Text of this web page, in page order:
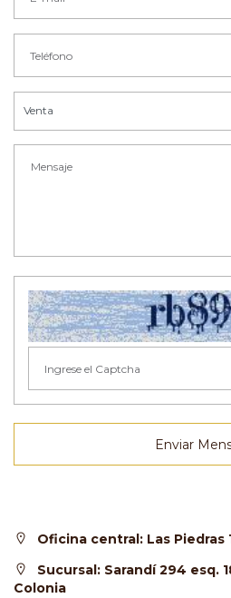
Venta
Enviar
Oficina central: Las Piedras
Sucursal: Sarandí 294 esq.
Colonia